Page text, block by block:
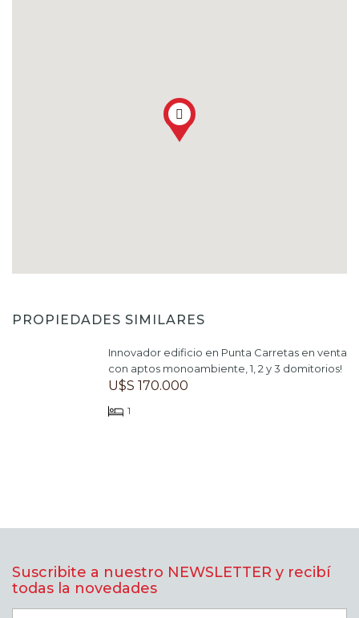
PROPIEDADES SIMILARES
Innovador edificio en Punta Carretas en venta
con aptos monoambiente, 1, 2 y 3 domitorios!
U$S 170.000
1
Suscribite a nuestro NEWSLETTER y recibí
todas la novedades